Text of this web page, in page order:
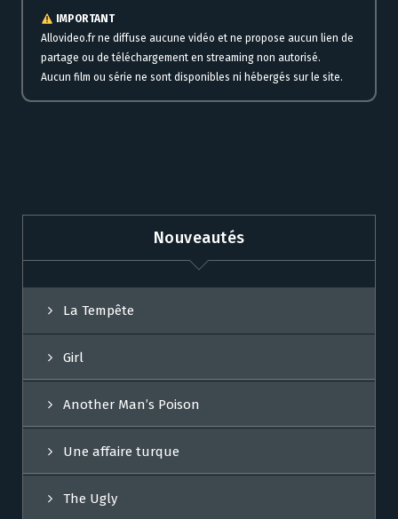
IMPORTANT
Allovideo.fr ne diffuse aucune vidéo et ne propose aucun lien de
partage ou de téléchargement en streaming non autorisé.
Aucun film ou série ne sont disponibles ni hébergés sur le site.
Nouveautés
La Tempête
Girl
Another Man’s Poison
Une affaire turque
The Ugly